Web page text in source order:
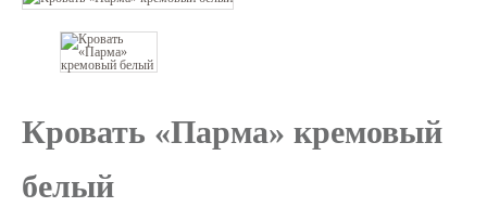
Кровать «Парма» кремовый
белый